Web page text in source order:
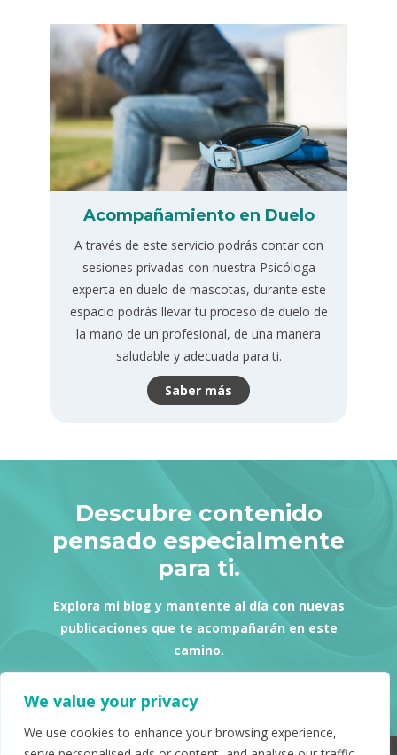
We value your privacy
We use cookies to enhance your browsing experience,
Acompañamiento en Duelo
A través de este servicio podrás contar con
sesiones privadas con nuestra Psicóloga
experta en duelo de mascotas, durante este
espacio podrás llevar tu proceso de duelo de
la mano de un profesional, de una manera
saludable y adecuada para ti.
Saber más
Descubre contenido
pensado especialmente
para ti.
Explora mi blog y mantente al día con nuevas
publicaciones que te acompañarán en este
camino.